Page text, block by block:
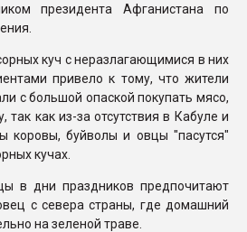
президента Афганистана по
куч с неразлагающимися в них
привело к тому, что жители
с большой опаской покупать мясо,
так как из-за отсутствия в Кабуле и
коровы, буйволы и овцы "пасутся"
кучах.
в дни праздников предпочитают
с севера страны, где домашний
на зеленой траве.